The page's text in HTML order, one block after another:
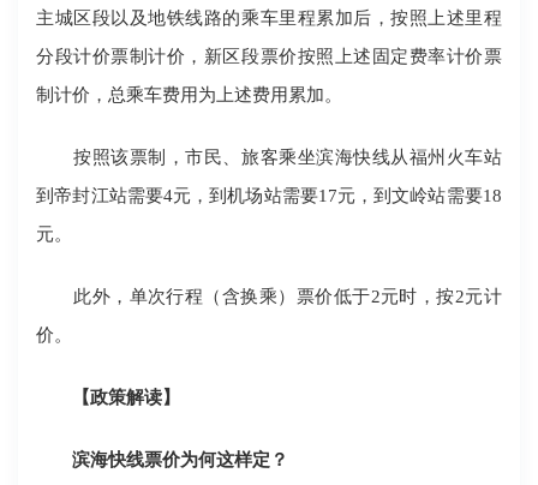
主城区段以及地铁线路的乘车里程累加后，按照上述里程
分段计价票制计价，新区段票价按照上述固定费率计价票
制计价，总乘车费用为上述费用累加。
按照该票制，市民、旅客乘坐滨海快线从福州火车站
到帝封江站需要4元，到机场站需要17元，到文岭站需要18
元。
此外，单次行程（含换乘）票价低于2元时，按2元计
价。
【政策解读】
滨海快线票价为何这样定？